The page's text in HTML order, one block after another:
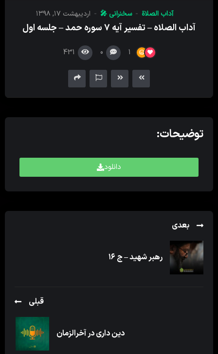
آداب الصلاة سخنرانی 🎤 اردیبهشت ۱۷, ۱۳۹۸
آداب الصلاه – تفسیر آیه ۷ سوره حمد – جلسه اول
1
0
431
توضیحات:
دانلود
بعدی
رهبر شهید – ج ۱۶
قبلی
دین داری در آخرالزمان